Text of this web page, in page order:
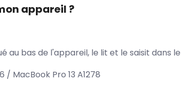
appareil ?
bas de l'appareil, le lit et le saisit dans
/ MacBook Pro 13 A1278